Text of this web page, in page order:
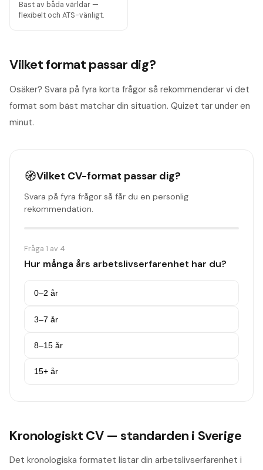
Bäst av båda världar —
flexibelt och ATS-vänligt.
Vilket format passar dig?
Osäker? Svara på fyra korta frågor så rekommenderar vi det
format som bäst matchar din situation. Quizet tar under en
minut.
🧭Vilket CV-format passar dig?
Svara på fyra frågor så får du en personlig
rekommendation.
Fråga 1 av 4
Hur många års arbetslivserfarenhet har du?
0–2 år
3–7 år
8–15 år
15+ år
Kronologiskt CV — standarden i Sverige
Det kronologiska formatet listar din arbetslivserfarenhet i